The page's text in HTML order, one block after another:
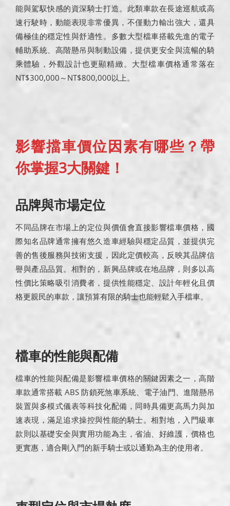
能與駕馭快感的資深騎士打造。此類車款在長途巡航或高
速行駛時，動能表現非常優異，不僅動力輸出強大，還具
備極佳的穩定性與舒適性。多數大型檔車搭載先進的電子
輔助系統、高階懸吊與制動設備，提供更安全與流暢的騎
乘體驗，外觀設計也更顯精緻。大型檔車價格通常落在
NT$300,000～NT$800,000以上。
影響擋車價位因素有哪些？帶
你掌握3大關鍵！
品牌與市場定位
不同品牌在市場上的定位與價值會直接影響檔車價格，國
際知名品牌通常擁有悠久造車經驗與穩定品質，並提供完
善的售後服務與技術支援，因此定價較高，反映其品牌信
譽與產品品質。相對的，新興品牌或在地品牌，則多以高
性價比策略吸引消費者，提供性能穩定、設計年輕化且價
格更親民的車款，讓預算有限的騎士也能輕鬆入手檔車。
檔車的性能與配備
檔車的性能與配備是影響檔車價格的關鍵因素之一，高階
車款通常搭載 ABS 防鎖死煞車系統、電子油門、進階懸吊
裝置與多模式儀表等科技化配備，同時具備更高馬力與加
速表現，滿足追求操控與性能的騎士。相對地，入門級車
款則以基礎安全與實用功能為主，省油、好維護，價格也
更實惠，適合剛入門的新手騎士或以通勤為主的使用者。